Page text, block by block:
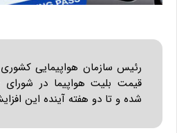
رئیس سازمان هواپیمایی
قیمت بلیت هواپیما در شورای
شده و تا دو هفته آینده این